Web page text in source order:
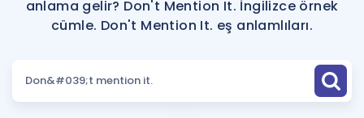
Ücretsiz Kaynaklar
İngilizce Gramer
anlama gelir? Don't Mention It. İngilizce örnek
cümle. Don't Mention It. eş anlamlıları.